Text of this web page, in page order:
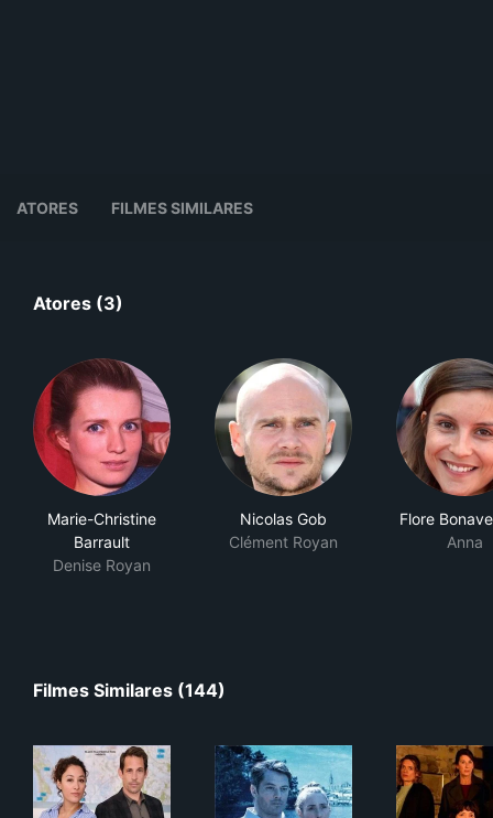
ATORES FILMES SIMILARES
Atores (3)
Marie-Christine
Barrault
Denise Royan
Nicolas Gob
Clément Royan
Flore
Anna
Filmes Similares (144)